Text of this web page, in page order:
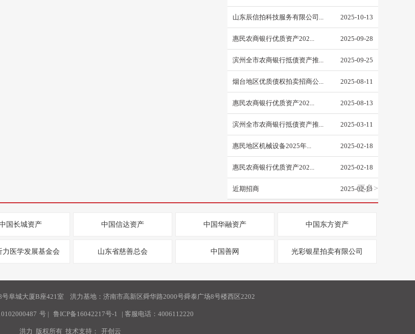
山东辰信拍科技服务有限公司... 2025-10-13
惠民农商银行优质资产202... 2025-09-28
滨州全市农商银行抵债资产推... 2025-09-25
烟台地区优质债权拍卖招商公... 2025-08-11
惠民农商银行优质资产202... 2025-08-13
滨州全市农商银行抵债资产推... 2025-03-11
惠民地区机械设备2025年... 2025-02-18
惠民农商银行优质资产202... 2025-02-18
近期招商 2025-02-11
更多>
国长城资产 中国信达资产 中国华融资产 中国东方资产
力医学发展基金会 山东省慈善总会 中国善网 光彩银星拍卖有限公司
阜城大厦B座421室 洪力基地：济南市高新区舜华路2000号舜泰广场8号楼西区2202
号 | 鲁ICP备16042217号-1 | 客服电话：4006112220
洪力 版权所有 技术支持： 开创云